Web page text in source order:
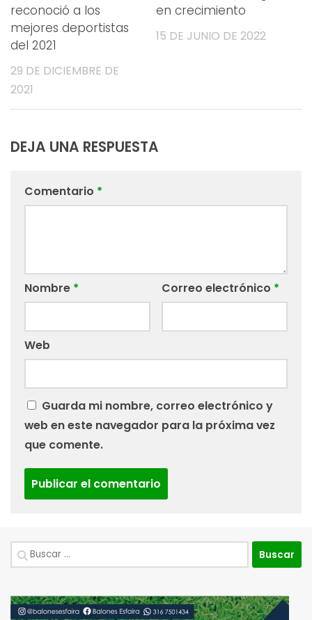
reconoció a los
mejores deportistas
del 2021
29 DE DICIEMBRE DE
2021
en crecimiento
15 DE JUNIO DE 2022
DEJA UNA RESPUESTA
Comentario *
Nombre * Correo electrónico *
Web
Guarda mi nombre, correo electrónico y
web en este navegador para la próxima vez
que comente.
Buscar: